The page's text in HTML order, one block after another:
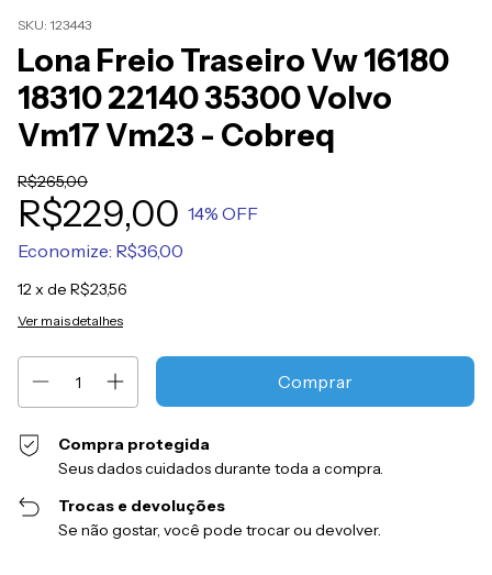
SKU: 123443
Lona Freio Traseiro Vw 16180
18310 22140 35300 Volvo
Vm17 Vm23 - Cobreq
R$265,00
R$229,00 14% OFF
Economize: R$36,00
12x de R$23,56
Ver mais detalhes
Compra protegida
Seus dados cuidados durante toda a compra.
Trocas e devoluções
Se não gostar, você pode trocar ou devolver.